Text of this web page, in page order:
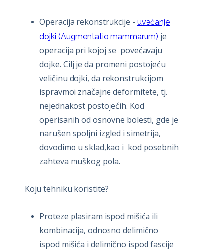
Operacija rekonstrukcije - uvećanje
dojki (Augmentatio mammarum) je
operacija pri kojoj se povećavaju
dojke. Cilj je da promeni postojeću
veličinu dojki, da rekonstrukcijom
ispravmoi značajne deformitete, tj.
nejednakost postojećih. Kod
operisanih od osnovne bolesti, gde je
narušen spoljni izgled i simetrija,
dovodimo u sklad,kao i kod posebnih
zahteva muškog pola.
Koju tehniku koristite?
Proteze plasiram ispod mišića ili
kombinacija, odnosno delimično
ispod mišića i delimično ispod fascije